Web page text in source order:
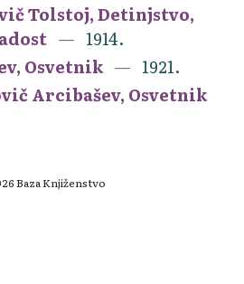
Tolstoj, Detinjstvo,
1914.
Osvetnik
1921.
Arcibašev, Osvetnik
Baza Knjiženstvo